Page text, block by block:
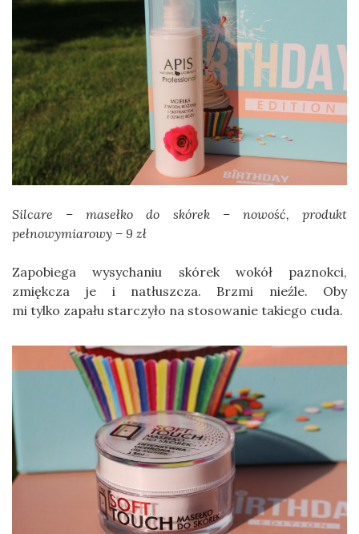
Silcare – masełko do skórek – nowość, produkt
pełnowymiarowy – 9 zł
Zapobiega wysychaniu skórek wokół paznokci,
zmiękcza je i natłuszcza. Brzmi nieźle. Oby
mi tylko zapału starczyło na stosowanie takiego cuda.